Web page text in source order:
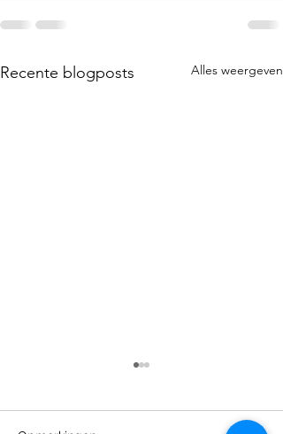
Recente blogposts Alles weergeven